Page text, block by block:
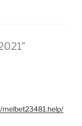
melbet23481.help/